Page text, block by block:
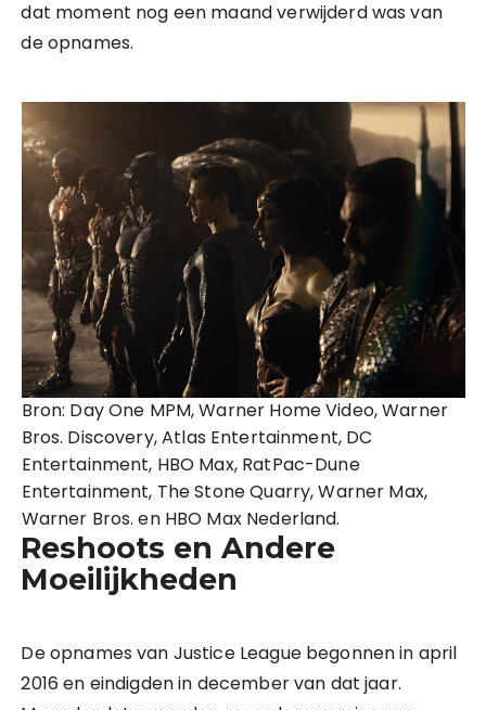
dat moment nog een maand verwijderd was van
de opnames.
Bron: Day One MPM, Warner Home Video, Warner
Bros. Discovery, Atlas Entertainment, DC
Entertainment, HBO Max, RatPac-Dune
Entertainment, The Stone Quarry, Warner Max,
Warner Bros. en HBO Max Nederland.
Reshoots en Andere
Moeilijkheden
De opnames van Justice League begonnen in april
2016 en eindigden in december van dat jaar.